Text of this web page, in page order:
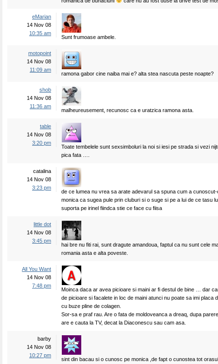
eMarian
14 Nov 08
10:35 am
Sunt frumoase ambele.
motopoint
14 Nov 08
11:09 am
ramona gabor cine naiba mai e? alta stea nascuta peste noapte?
shob
14 Nov 08
11:36 am
malheureusement, recunosc ca e uratzica ramona asta.
table
14 Nov 08
3:20 pm
Toate tembelele sunt sexsimboluri la noi si iesi pe strada si vezi
pica fata ….
catalina
14 Nov 08
3:23 pm
de ce lumea nu vrea sa arate adevarul sa spuna cum a cunoscut-
monica ca sugea pule prin cluburi si o suge si pe a lui de ce tasu
suporta pe irinel fiindca stie ce face cu fiisa
little dot
14 Nov 08
3:45 pm
hai bre nu fiti rai, sunt dragute amandoua, faptul ca nu sunt cele
romania asta e alta poveste.
All You Want
14 Nov 08
7:48 pm
Moinca daca ar avea picioare si maini ar fi destul de bine … dar
de picioare si facalete in loc de maini atunci nu poate sa imi placa
cu buze pline de colagen.
Sor-sa e praf rau. Are o fata de moldoveanca a dreaq, dupa
are e cauta la TV, decat la Diaconescu sau cam asa.
barby
14 Nov 08
10:27 pm
sint din bacau si o cunosc pe monica ,de fapt o cunostea tot